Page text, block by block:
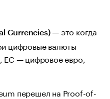
Currencies)— это когда
цифровые валюты
ЕС — цифровое евро,
перешел на Proof-of-